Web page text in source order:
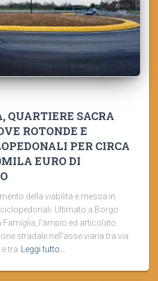
QUARTIERE SACRA
ROTONDE E
PER CIRCA
EURO DI
della viabilità e messa in
Ultimato a Borgo
l’ampio ed articolato
stradale nell’asse viaria tra via
tra Leggi tutto…